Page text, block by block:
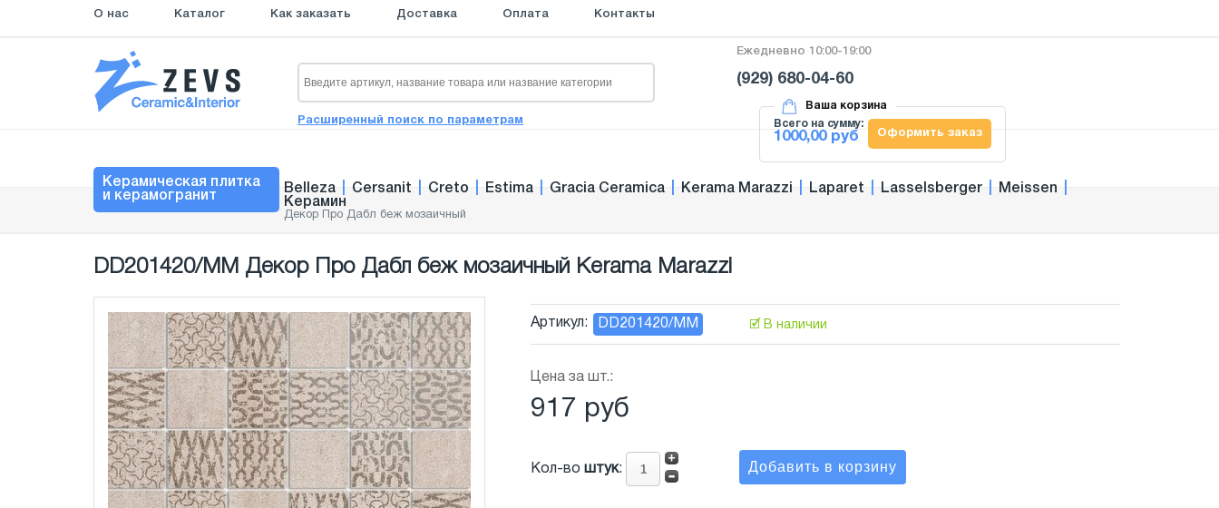
О нас Каталог Как заказать Доставка Оплата Контакты
Расширенный поиск по параметрам
Ежедневно 10:00-19:00
(929) 680-04-60
Ваша корзина
Оформить заказ
Всего на сумму:
1000,00 руб
Керамическая плитка
и керамогранит
Belleza Cersanit Creto Estima Gracia Ceramica Kerama Marazzi Laparet Lasselsberger Meissen
Керамин
Декор Про Дабл беж мозаичный
DD201420/MM Декор Про Дабл беж мозаичный Kerama Marazzi
Артикул: DD201420/MM 🗹 В наличии
Цена за шт.:
917 руб
Кол-во штук: